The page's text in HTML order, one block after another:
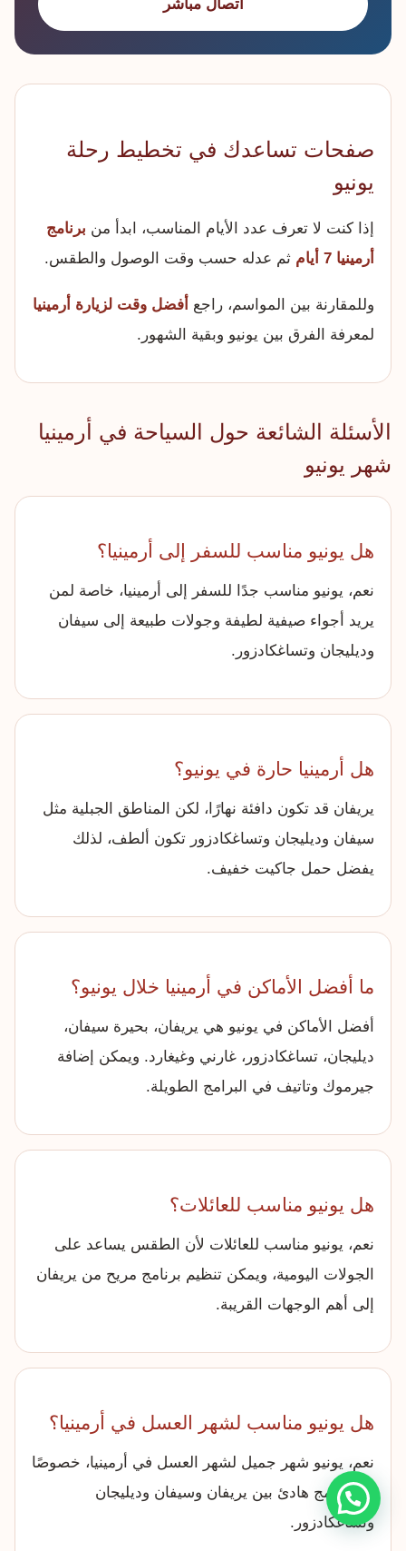
اتصال مباشر
صفحات تساعدك في تخطيط رحلة
يونيو
إذا كنت لا تعرف عدد الأيام المناسب، ابدأ من برنامج
أرمينيا 7 أيام
ثم عدله حسب وقت الوصول والطقس.
وللمقارنة بين المواسم، راجع أفضل وقت لزيارة أرمينيا
لمعرفة الفرق بين يونيو وبقية الشهور.
الأسئلة الشائعة حول السياحة في أرمينيا
شهر يونيو
هل يونيو مناسب للسفر إلى أرمينيا؟
نعم، يونيو مناسب جدًا للسفر إلى أرمينيا، خاصة لمن
يريد أجواء صيفية لطيفة وجولات طبيعة إلى سيفان
وديليجان وتساغكادزور.
هل أرمينيا حارة في يونيو؟
يريفان قد تكون دافئة نهارًا، لكن المناطق الجبلية مثل
سيفان وديليجان وتساغكادزور تكون ألطف، لذلك
يفضل حمل جاكيت خفيف.
ما أفضل الأماكن في أرمينيا خلال يونيو؟
أفضل الأماكن في يونيو هي يريفان، بحيرة سيفان،
ديليجان، تساغكادزور، غارني وغيغارد. ويمكن إضافة
جيرموك وتاتيف في البرامج الطويلة.
هل يونيو مناسب للعائلات؟
نعم، يونيو مناسب للعائلات لأن الطقس يساعد على
الجولات اليومية، ويمكن تنظيم برنامج مريح من يريفان
إلى أهم الوجهات القريبة.
هل يونيو مناسب لشهر العسل في أرمينيا؟
نعم، يونيو شهر جميل لشهر العسل في أرمينيا، خصوصًا
مع برنامج هادئ بين يريفان وسيفان وديليجان
وتساغكادزور.